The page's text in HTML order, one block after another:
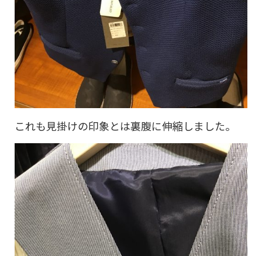
これも見掛けの印象とは裏腹に伸縮しました。